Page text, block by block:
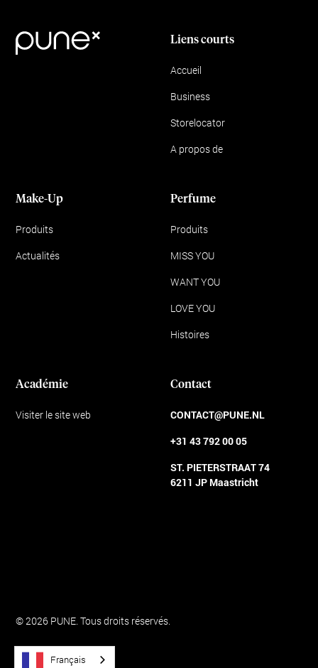
Liens courts
Accueil
Business
Storelocator
A propos de
Make-Up
Produits
Actualités
Perfume
Produits
MISS YOU
WANT YOU
LOVE YOU
Histoires
Académie
Visiter le site web
Contact
CONTACT@PUNE.NL
+31 43 792 00 05
ST. PIETERSTRAAT 74
6211 JP Maastricht
© 2026 PUNE. Tous droits réservés.
Français